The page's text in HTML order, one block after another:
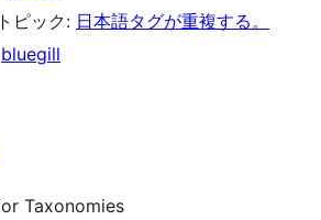
ピック: 日本語タグが重複する。
bluegill
Taxonomies